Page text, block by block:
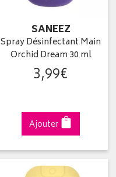
SANEEZ
Spray Désinfectant Main
Orchid Dream 30 ml
3,99€
Ajouter